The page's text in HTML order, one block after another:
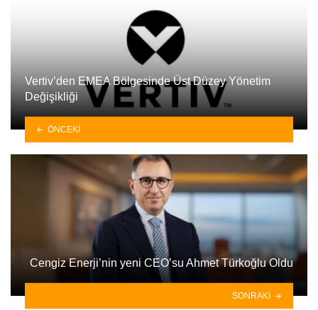
Vertiv’den EMEA Bölgesinde Üst Düzey Yönetim
Değişikliği
ÖNCEKI
Cengiz Enerji’nin yeni CEO’su Ahmet Türkoğlu Oldu
SONRAKI